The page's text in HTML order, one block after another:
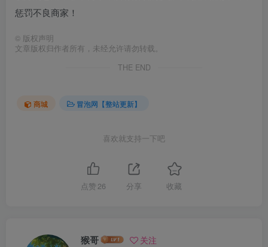
惩罚不良商家！
© 版权声明
文章版权归作者所有，未经允许请勿转载。
THE END
商城 冒泡网【整站更新】
喜欢就支持一下吧
点赞 26 分享 收藏
猴哥 关注